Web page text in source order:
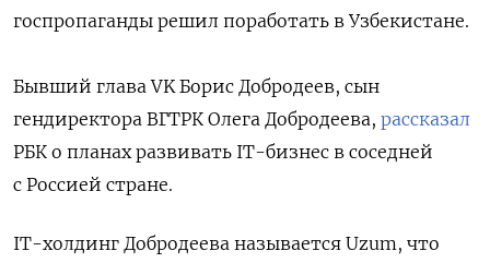
госпропаганды решил поработать в Узбекистане.
Бывший глава VK Борис Добродеев, сын
гендиректора ВГТРК Олега Добродеева, рассказал
РБК о планах развивать IT-бизнес в соседней
с Россией стране.
IT-холдинг Добродеева называется Uzum, что